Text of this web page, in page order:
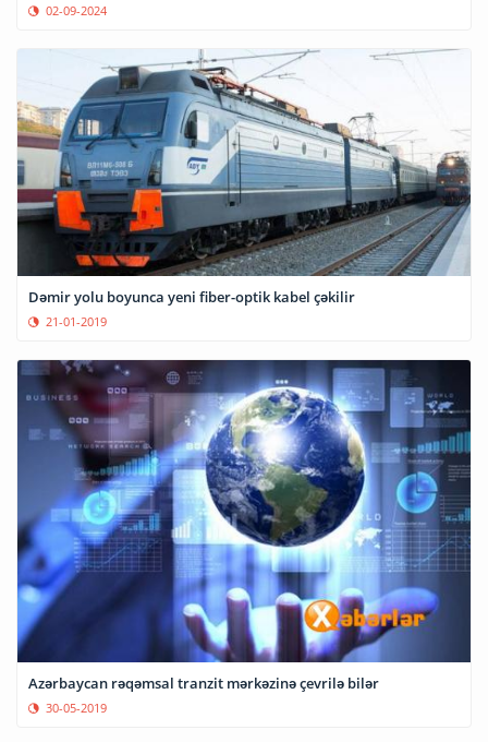
02-09-2024
Dəmir yolu boyunca yeni fiber-optik kabel çəkilir
21-01-2019
Azərbaycan rəqəmsal tranzit mərkəzinə çevrilə bilər
30-05-2019